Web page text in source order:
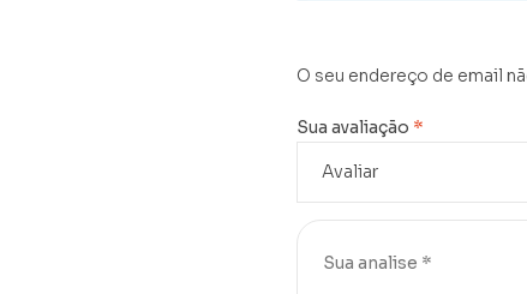
O seu endereço de email
Sua avaliação *